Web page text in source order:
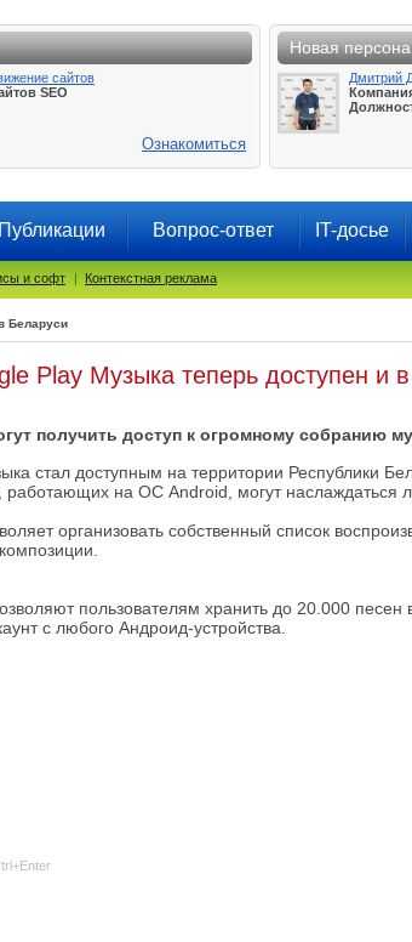
сайтов
SEO
Ознакомиться
Новая персона
Дмитрий
Публикации Вопрос-ответ IT-досье
и софт | Контекстная реклама
Беларуси
Play Музыка теперь доступен и
получить доступ к огромному собранию
стал доступным на территории Республики
работающих на ОС Android, могут наслаждаться
организовать собственный список
пользователям хранить до 20.000
с любого Андроид-устройства.